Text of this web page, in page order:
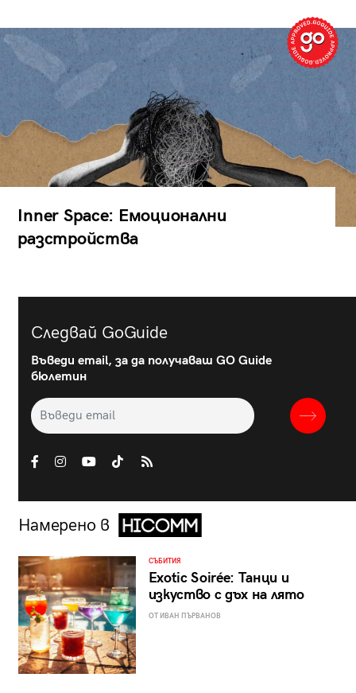
Inner Space: Емоционални
разстройства
Следвай GoGuide
Въведи email, за да получаваш GO Guide
бюлетин
Намерено в
СЪБИТИЯ
Exotic Soirée: Танци и
изкуство с дъх на лято
ОТ ИВАН ПЪРВАНОВ